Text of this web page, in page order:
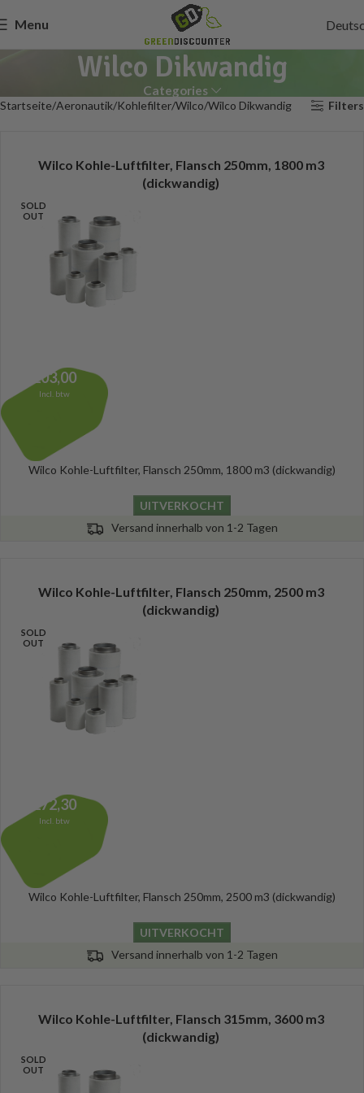
Menu
Wilco Dikwandig
Categories
Startseite Aeronautik Kohlefilter Wilco Wilco Dikwandig Filters
Wilco Kohle-Luftfilter, Flansch 250mm, 1800 m3
(dickwandig)
SOLD
OUT
203,00
Incl. btw
Wilco Kohle-Luftfilter, Flansch 250mm, 1800 m3 (dickwandig)
UITVERKOCHT
Versand innerhalb von 1-2 Tagen
Wilco Kohle-Luftfilter, Flansch 250mm, 2500 m3
(dickwandig)
SOLD
OUT
272,30
Incl. btw
Wilco Kohle-Luftfilter, Flansch 250mm, 2500 m3 (dickwandig)
UITVERKOCHT
Versand innerhalb von 1-2 Tagen
Wilco Kohle-Luftfilter, Flansch 315mm, 3600 m3
(dickwandig)
SOLD
OUT